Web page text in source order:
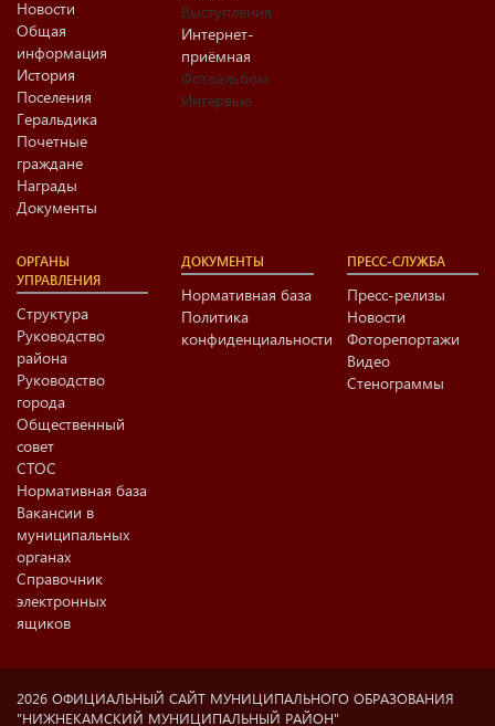
Новости
Общая
информация
История
Поселения
Геральдика
Почетные
граждане
Награды
Документы
Выступления
Интернет-
приёмная
Фотоальбом
Интервью
ОРГАНЫ
УПРАВЛЕНИЯ
Структура
Руководство
района
Руководство
города
Общественный
совет
СТОС
Нормативная база
Вакансии в
муниципальных
органах
Справочник
электронных
ящиков
ДОКУМЕНТЫ
Нормативная база
Политика
конфиденциальности
ПРЕСС-СЛУЖБА
Пресс-релизы
Новости
Фоторепортажи
Видео
Стенограммы
2026 ОФИЦИАЛЬНЫЙ САЙТ МУНИЦИПАЛЬНОГО ОБРАЗОВАНИЯ
"НИЖНЕКАМСКИЙ МУНИЦИПАЛЬНЫЙ РАЙОН"